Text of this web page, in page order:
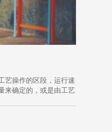
艺操作的区段，运行速
来确定的，或是由工艺
…